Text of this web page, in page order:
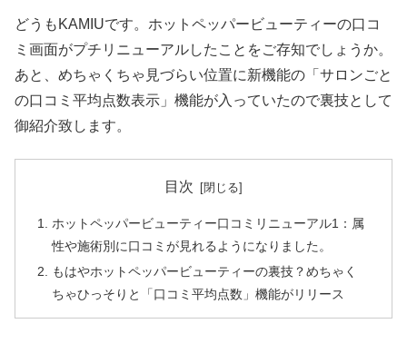
どうもKAMIUです。ホットペッパービューティーの口コ
ミ画面がプチリニューアルしたことをご存知でしょうか。
あと、めちゃくちゃ見づらい位置に新機能の「サロンごと
の口コミ平均点数表示」機能が入っていたので裏技として
御紹介致します。
目次
ホットペッパービューティー口コミリニューアル1：属
性や施術別に口コミが見れるようになりました。
もはやホットペッパービューティーの裏技？めちゃく
ちゃひっそりと「口コミ平均点数」機能がリリース